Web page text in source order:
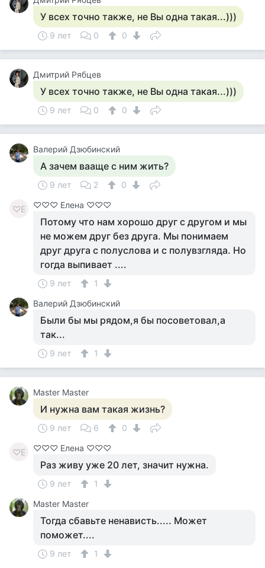
У всех точно также, не Вы одна такая...)))
9 лет 0 0
Дмитрий Рябцев
У всех точно также, не Вы одна такая...)))
9 лет 0 0
Валерий Дзюбинский
А зачем вааще с ним жить?
9 лет 2 0
♡Е ♡♡♡ Елена ♡♡♡
Потому что нам хорошо друг с другом и мы
не можем друг без друга. Мы понимаем
друг друга с полуслова и с полувзгляда. Но
гогда выпивает ....
9 лет
1
Валерий Дзюбинский
Были бы мы рядом,я бы посоветовал,а
так...
9 лет 1
Master Master
И нужна вам такая жизнь?
9 лет 6 0
♡Е ♡♡♡ Елена ♡♡♡
Раз живу уже 20 лет, значит нужна.
9 лет
1
Master Master
Тогда сбавьте ненависть..... Может
поможет....
9 лет 1